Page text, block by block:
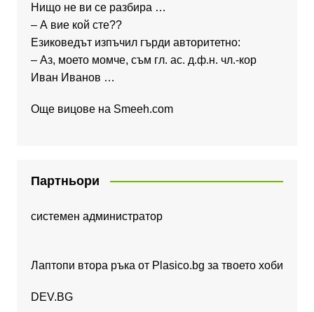
Нищо не ви се разбира …
– А вие кой сте??
Езиковедът изпъчил гърди авторитетно:
– Аз, моето момче, съм гл. ас. д.ф.н. чл.-кор
Иван Иванов …
Още вицове на Smeeh.com
Партньори
системен администратор
Лаптопи втора ръка от Plasico.bg за твоето хоби
DEV.BG